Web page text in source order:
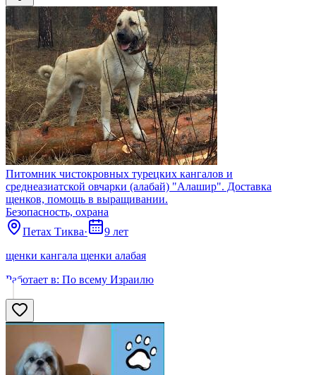
Питомник чистокровных турецких кангалов и
среднеазиатской овчарки (алабай) "Алашир". Доставка
щенков, помощь в выращивании.
Безопасность, охрана
Петах Тиква·
9 лет
щенки кангала щенки алабая
Работает в: По всему Израилю